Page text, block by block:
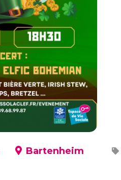
Bartenheim